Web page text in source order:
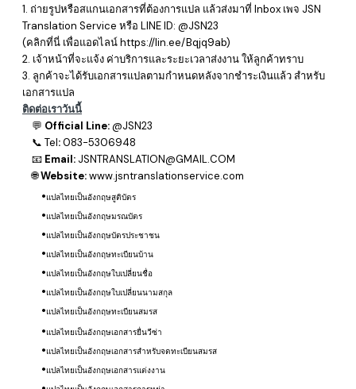
1. ถ่ายรูปหรือสแกนเอกสารที่ต้องการแปล แล้วส่งมาที่ Inbox เพจ JSN
Translation Service หรือ LINE ID: @JSN23
​(คลิกที่นี่ เพื่อแอดไลน์https://lin.ee/Bqjq9ab)
2. เจ้าหน้าที่จะแจ้ง ค่าบริการและระยะเวลาส่งงาน ให้ลูกค้าทราบ
3. ลูกค้าจะได้รับเอกสารแปลตามกำหนดหลังจากชำระเงินแล้ว สำหรับ
เอกสารแปล
ติดต่อเราวันนี้
💬 Official Line:@JSN23
📞 Tel:083-5306948
📧 Email: JSNTRANSLATION@GMAIL.COM
🌐Website:www.jsntranslationservice.com
แปลไทยเป็นอังกฤษสูติบัตร
แปลไทยเป็นอังกฤษมรณบัตร
แปลไทยเป็นอังกฤษบัตรประชาชน
แปลไทยเป็นอังกฤษทะเบียนบ้าน
แปลไทยเป็นอังกฤษใบเปลี่ยนชื่อ
แปลไทยเป็นอังกฤษใบเปลี่ยนนามสกุล
แปลไทยเป็นอังกฤษทะเบียนสมรส
แปลไทยเป็นอังกฤษเอกสารยื่นวีซ่า​
แปลไทยเป็นอังกฤษเอกสารสำหรับจดทะเบียนสมรส
แปลไทยเป็นอังกฤษเอกสารแต่งงาน